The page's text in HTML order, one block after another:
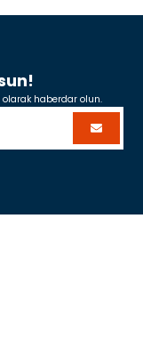
haberdar olun.